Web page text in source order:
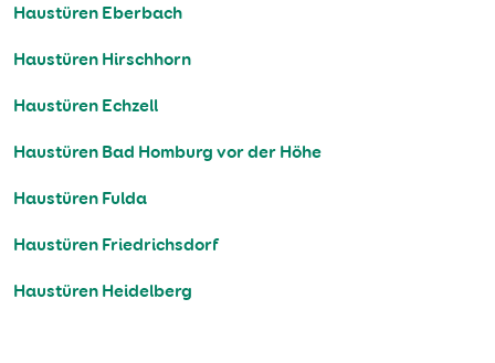
Haustüren Eberbach
Haustüren Hirschhorn
Haustüren Echzell
Haustüren Bad Homburg vor der Höhe
Haustüren Fulda
Haustüren Friedrichsdorf
Haustüren Heidelberg